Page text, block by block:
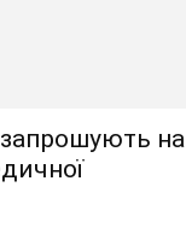
на